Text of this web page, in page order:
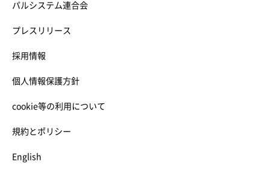
パルシステム連合会
プレスリリース
採用情報
個人情報保護方針
cookie等の利用について
規約とポリシー
English